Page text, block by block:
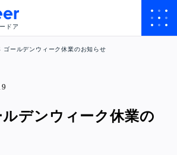
ドア
ゴールデンウィーク休業のお知らせ
ルデンウィーク休業の